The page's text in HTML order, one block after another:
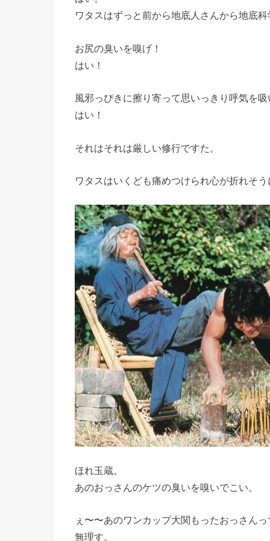
ワタスはずっと前から地底人さんから地底
お尻の臭いを嗅げ！
はい！
風邪っぴきに擦り寄って思いっきり呼気を
はい！
それはそれは厳しい修行ですた。
ワタスはいくども痛めつけられ心が折れそ
ほれ玉蔵。
あのおっさんのケツの臭いを嗅いでこい。
ぇ〜〜あのワンカップ大関もったおっさん
無理す。